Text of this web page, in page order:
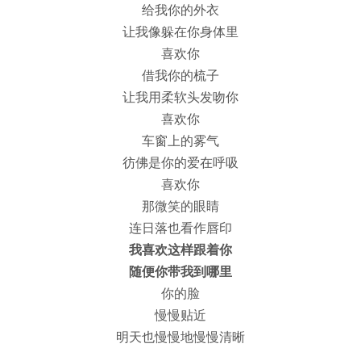
给我你的外衣
让我像躲在你身体里
喜欢你
借我你的梳子
让我用柔软头发吻你
喜欢你
车窗上的雾气
彷佛是你的爱在呼吸
喜欢你
那微笑的眼睛
连日落也看作唇印
我喜欢这样跟着你
随便你带我到哪里
你的脸
慢慢贴近
明天也慢慢地慢慢清晰